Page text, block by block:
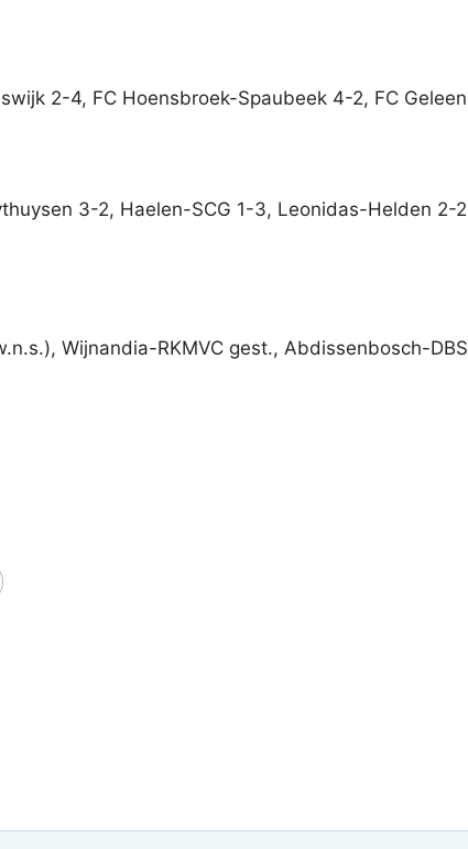
2-4, FC Hoensbroek-Spaubeek 4-2, FC
3-2, Haelen-SCG 1-3, Leonidas-Helden 2-
Wijnandia-RKMVC gest., Abdissenbosch-